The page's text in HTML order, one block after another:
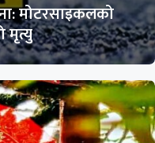
मोटरसाइकलको
मृत्यु